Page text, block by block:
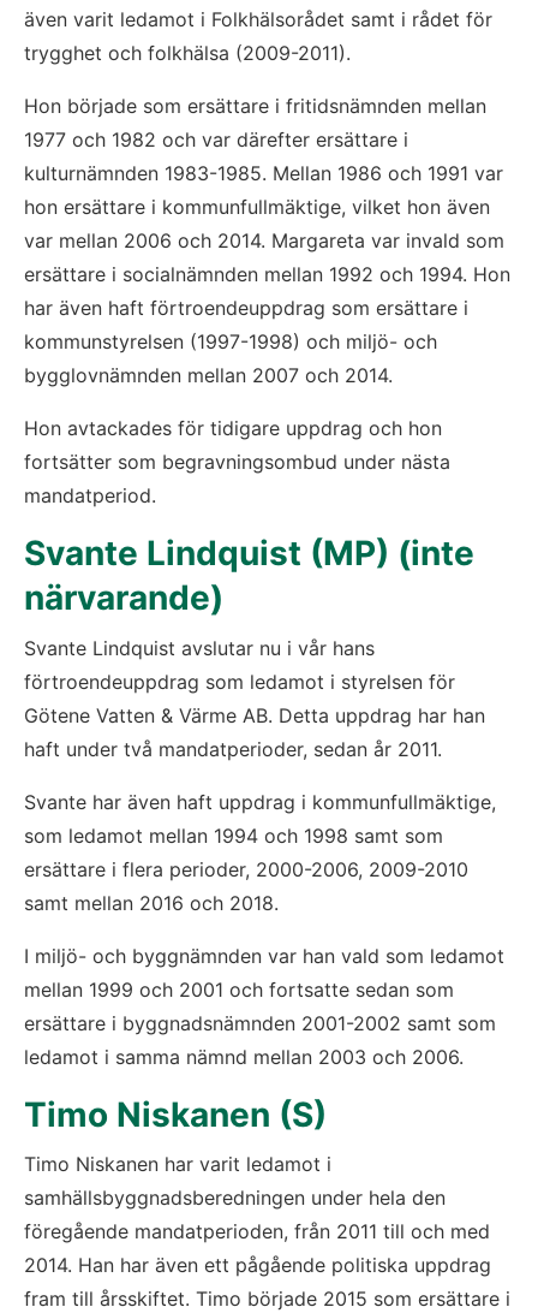
även varit ledamot i Folkhälsorådet samt i rådet för
trygghet och folkhälsa (2009-2011).
Hon började som ersättare i fritidsnämnden mellan
1977 och 1982 och var därefter ersättare i
kulturnämnden 1983-1985. Mellan 1986 och 1991 var
hon ersättare i kommunfullmäktige, vilket hon även
var mellan 2006 och 2014. Margareta var invald som
ersättare i socialnämnden mellan 1992 och 1994. Hon
har även haft förtroendeuppdrag som ersättare i
kommunstyrelsen (1997-1998) och miljö- och
bygglovnämnden mellan 2007 och 2014.
Hon avtackades för tidigare uppdrag och hon
fortsätter som begravningsombud under nästa
mandatperiod.
Svante Lindquist (MP) (inte
närvarande)
Svante Lindquist avslutar nu i vår hans
förtroendeuppdrag som ledamot i styrelsen för
Götene Vatten & Värme AB. Detta uppdrag har han
haft under två mandatperioder, sedan år 2011.
Svante har även haft uppdrag i kommunfullmäktige,
som ledamot mellan 1994 och 1998 samt som
ersättare i flera perioder, 2000-2006, 2009-2010
samt mellan 2016 och 2018.
I miljö- och byggnämnden var han vald som ledamot
mellan 1999 och 2001 och fortsatte sedan som
ersättare i byggnadsnämnden 2001-2002 samt som
ledamot i samma nämnd mellan 2003 och 2006.
Timo Niskanen (S)
Timo Niskanen har varit ledamot i
samhällsbyggnadsberedningen under hela den
föregående mandatperioden, från 2011 till och med
2014. Han har även ett pågående politiska uppdrag
fram till årsskiftet. Timo började 2015 som ersättare i